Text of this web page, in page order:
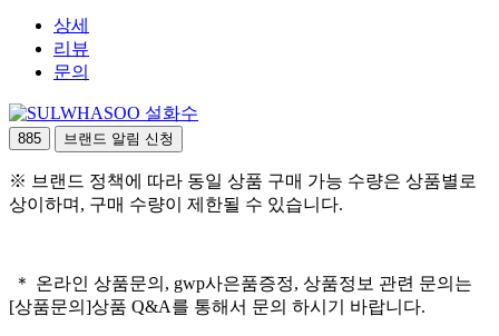
상세
리뷰
문의
설화수
885 브랜드 알림 신청
※ 브랜드 정책에 따라 동일 상품 구매 가능 수량은 상품별로
상이하며, 구매 수량이 제한될 수 있습니다.
＊ 온라인 상품문의, gwp사은품증정, 상품정보 관련 문의는
[상품문의]상품 Q&A를 통해서 문의 하시기 바랍니다.